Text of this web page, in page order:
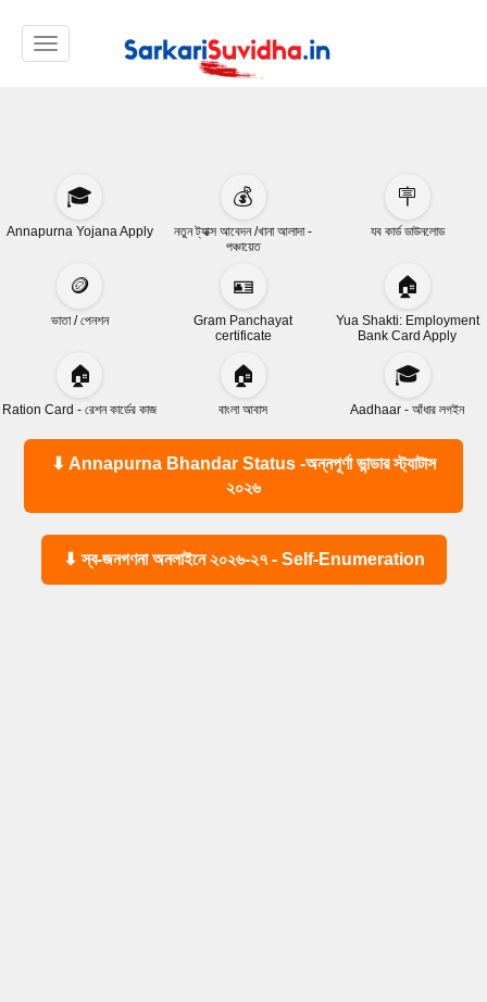
Toggle navigation
🎓
Annapurna Yojana Apply
💰
নতুন ট্যাক্স আবেদন /খানা আলাদা -
পঞ্চায়েত
🪧
যব কার্ড ডাউনলোড
🪙
ভাতা / পেনশন
🪪
Gram Panchayat
certificate
🏠
Yua Shakti: Employment
Bank Card Apply
🏠
Ration Card - রেশন কার্ডের কাজ
🏠
বাংলা আবাস
🎓
Aadhaar - আঁধার লগইন
⬇ Annapurna Bhandar Status -অন্নপূর্ণা ভান্ডার স্ট্যাটাস
২০২৬
⬇ স্ব-জনগণনা অনলাইনে ২০২৬-২৭ - Self-Enumeration